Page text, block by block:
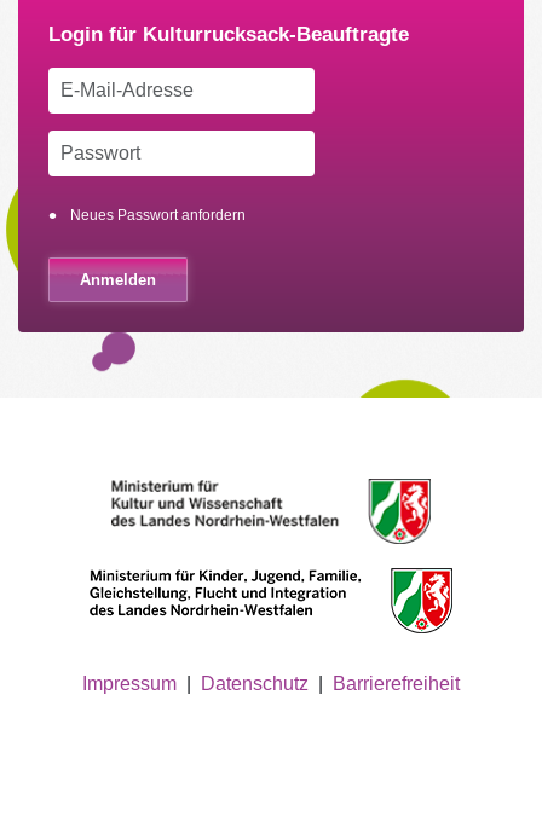
Neues Passwort anfordern
Impressum Datenschutz Barrierefreiheit